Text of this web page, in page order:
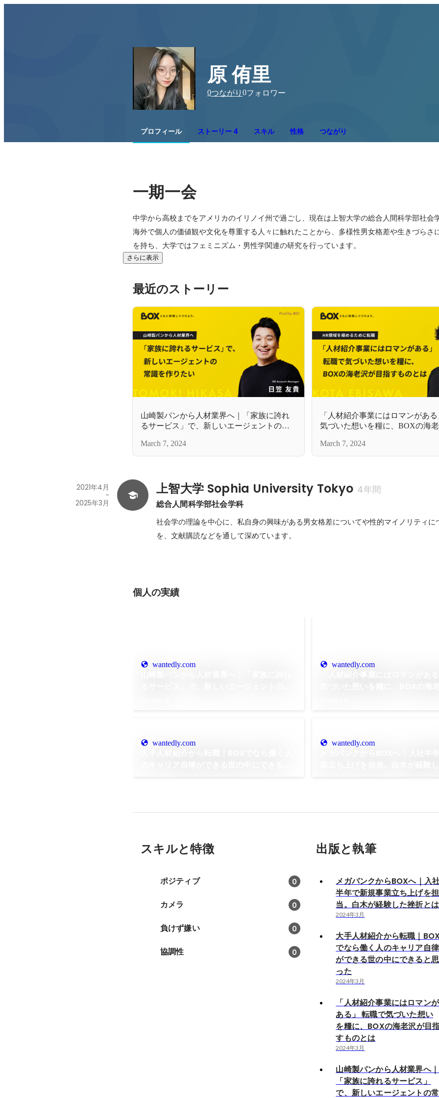
原 侑里
0つながり 0フォロワー
プロフィール ストーリー 4 スキル 性格 つながり
一期一会
中学から高校までをアメリカのイリノイ州で過ごし、現在は上智大学の総合人間科学部社会
海外で個人の価値観や文化を尊重する人々に触れたことから、多様性男女格差や生きづらさ
を持ち、大学ではフェミニズム・男性学関連の研究を行っています。
さらに表示
最近のストーリー
山崎製パンから人材業界へ｜「家族に誇れ
るサービス」で、新しいエージェントの常
March 7, 2024
「人材紹介事業にはロマンがあ
気づいた想いを糧に、BOXの海
March 7, 2024
上智大学 Sophia University Tokyo 4年間
総合人間科学部社会学科
2021年4月
-
2025年3月
社会学の理論を中心に、私自身の興味がある男女格差についてや性的マイノリティに
を、文献購読などを通して深めています。
個人の実績
wantedly.com wantedly.com
wantedly.com wantedly.com
スキルと特徴
ポジティブ 0
カメラ 0
負けず嫌い 0
協調性 0
出版と執筆
メガバンクからBOXへ｜入
半年で新規事業立ち上げを担
当。白木が経験した挫折とは
2024年3月
大手人材紹介から転職｜BOX
でなら働く人のキャリア自律
ができる世の中にできると思
った
2024年3月
「人材紹介事業にはロマンが
ある」 転職で気づいた想い
を糧に、BOXの海老沢が目
すものとは
2024年3月
山崎製パンから人材業界へ｜
「家族に誇れるサービス」
で、新しいエージェントの常